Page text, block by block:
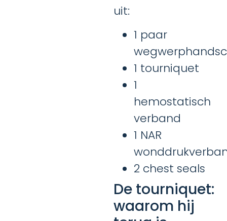
uit:
1 paar
1 tourniquet
1
hemostatisch
verband
1 NAR
2 chest seals
De tourniquet:
waarom hij